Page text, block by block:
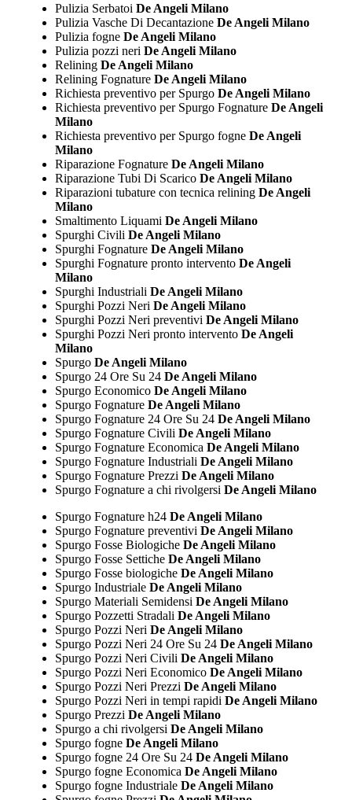
Pulizia Serbatoi De Angeli Milano
Pulizia Vasche Di DecantazioneDe Angeli Milano
Pulizia fogneDe Angeli Milano
Pulizia pozzi neri De Angeli Milano
ReliningDe Angeli Milano
Relining FognatureDe Angeli Milano
Richiesta preventivo per SpurgoDe Angeli Milano
Richiesta preventivo per Spurgo FognatureDe Angeli
Milano
Richiesta preventivo per Spurgo fogneDe Angeli
Milano
Riparazione FognatureDe Angeli Milano
Riparazione Tubi Di ScaricoDe Angeli Milano
Riparazioni tubature con tecnica reliningDe Angeli
Milano
Smaltimento Liquami De Angeli Milano
Spurghi Civili De Angeli Milano
Spurghi FognatureDe Angeli Milano
Spurghi Fognature pronto interventoDe Angeli
Milano
Spurghi Industriali De Angeli Milano
Spurghi Pozzi Neri De Angeli Milano
Spurghi Pozzi Neri preventivi De Angeli Milano
Spurghi Pozzi Neri pronto interventoDe Angeli
Milano
SpurgoDe Angeli Milano
Spurgo 24 Ore Su 24De Angeli Milano
Spurgo EconomicoDe Angeli Milano
Spurgo FognatureDe Angeli Milano
Spurgo Fognature 24 Ore Su 24De Angeli Milano
Spurgo Fognature Civili De Angeli Milano
Spurgo Fognature Economica De Angeli Milano
Spurgo Fognature Industriali De Angeli Milano
Spurgo Fognature Prezzi De Angeli Milano
Spurgo Fognature a chi rivolgersi De Angeli Milano
Spurgo Fognature h24De Angeli Milano
Spurgo Fognature preventivi De Angeli Milano
Spurgo Fosse BiologicheDe Angeli Milano
Spurgo Fosse SetticheDe Angeli Milano
Spurgo Fosse biologicheDe Angeli Milano
Spurgo IndustrialeDe Angeli Milano
Spurgo Materiali Semidensi De Angeli Milano
Spurgo Pozzetti Stradali De Angeli Milano
Spurgo Pozzi Neri De Angeli Milano
Spurgo Pozzi Neri 24 Ore Su 24De Angeli Milano
Spurgo Pozzi Neri Civili De Angeli Milano
Spurgo Pozzi Neri EconomicoDe Angeli Milano
Spurgo Pozzi Neri Prezzi De Angeli Milano
Spurgo Pozzi Neri in tempi rapidi De Angeli Milano
Spurgo Prezzi De Angeli Milano
Spurgo a chi rivolgersi De Angeli Milano
Spurgo fogneDe Angeli Milano
Spurgo fogne 24 Ore Su 24De Angeli Milano
Spurgo fogne Economica De Angeli Milano
Spurgo fogne IndustrialeDe Angeli Milano